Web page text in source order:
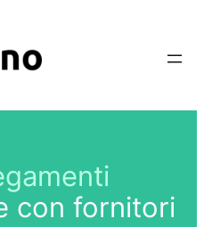
con fornitori